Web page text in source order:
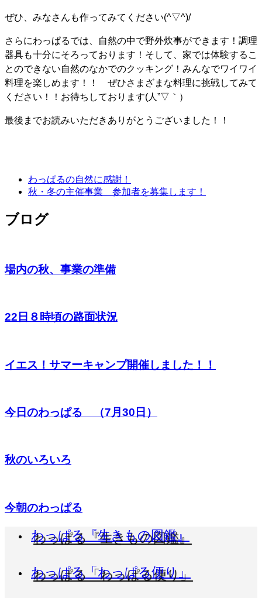
ぜひ、みなさんも作ってみてください(^▽^)/
さらにわっぱるでは、自然の中で野外炊事ができます！調理
器具も十分にそろっております！そして、家では体験するこ
とのできない自然のなかでのクッキング！みんなでワイワイ
料理を楽しめます！！ ぜひさまざまな料理に挑戦してみて
ください！！お待ちしております(人”▽｀）
最後までお読みいただきありがとうございました！！
わっぱるの自然に感謝！
秋・冬の主催事業 参加者を募集します！
ブログ
場内の秋、事業の準備
22日８時頃の路面状況
イエス！サマーキャンプ開催しました！！
今日のわっぱる （7月30日）
秋のいろいろ
今朝のわっぱる
わっぱる『生きもの図鑑』
わっぱる「わっぱる便り」